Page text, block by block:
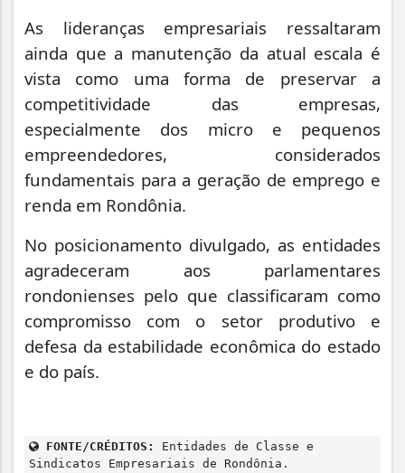
As lideranças empresariais ressaltaram
ainda que a manutenção da atual escala é
vista como uma forma de preservar a
competitividade das empresas,
especialmente dos micro e pequenos
empreendedores, considerados
fundamentais para a geração de emprego e
renda em Rondônia.
No posicionamento divulgado, as entidades
agradeceram aos parlamentares
rondonienses pelo que classificaram como
compromisso com o setor produtivo e
defesa da estabilidade econômica do estado
e do país.
FONTE/CRÉDITOS:
Entidades de Classe e
Sindicatos Empresariais de Rondônia.